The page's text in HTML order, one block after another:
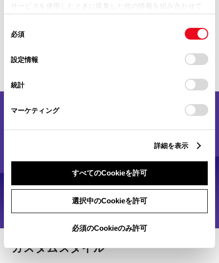
サービスを使用したときに収集した他の情報を組み合わせて
使用することがあります。当ウェブサイトの使用を続行する
デバイスにすべてのCookie(クッキー)が保存されることに同
意したことになります。Cookie(クッキー)のオプトアウト、
設定の変更、同意を撤回したりするにあたっては、当社の
「Cookie（クッキー）情報の取り扱いについて
」をご覧くだ
必須
設定情報
統計
マーケティング
詳細を表示
すべてのCookieを許可
選択中のCookieを許可
必須のCookieのみ許可
地図アプリやプレイリストが大画面
カスタムスタイル